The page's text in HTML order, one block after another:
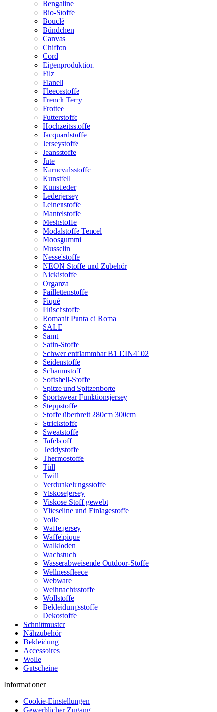
Bengaline
Bio-Stoffe
Bouclé
Bündchen
Canvas
Chiffon
Cord
Eigenproduktion
Filz
Flanell
Fleecestoffe
French Terry
Frottee
Futterstoffe
Hochzeitsstoffe
Jacquardstoffe
Jerseystoffe
Jeansstoffe
Jute
Karnevalsstoffe
Kunstfell
Kunstleder
Lederjersey
Leinenstoffe
Mantelstoffe
Meshstoffe
Modalstoffe Tencel
Moosgummi
Musselin
Nesselstoffe
NEON Stoffe und Zubehör
Nickistoffe
Organza
Paillettenstoffe
Piqué
Plüschstoffe
Romanit Punta di Roma
SALE
Samt
Satin-Stoffe
Schwer entflammbar B1 DIN4102
Seidenstoffe
Schaumstoff
Softshell-Stoffe
Spitze und Spitzenborte
Sportswear Funktionsjersey
Steppstoffe
Stoffe überbreit 280cm 300cm
Strickstoffe
Sweatstoffe
Tafelstoff
Teddystoffe
Thermostoffe
Tüll
Twill
Verdunkelungsstoffe
Viskosejersey
Viskose Stoff gewebt
Vlieseline und Einlagestoffe
Voile
Waffeljersey
Waffelpique
Walkloden
Wachstuch
Wasserabweisende Outdoor-Stoffe
Wellnessfleece
Webware
Weihnachtsstoffe
Wollstoffe
Bekleidungsstoffe
Dekostoffe
Schnittmuster
Nähzubehör
Bekleidung
Accessoires
Wolle
Gutscheine
Informationen
Cookie-Einstellungen
Gewerblicher Zugang